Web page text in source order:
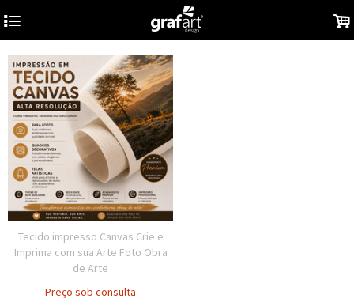
4 .
Tecido impresso Canvas Crie e
Imprima com sua Arte Foto Obra
de Arte
Preço sob consulta